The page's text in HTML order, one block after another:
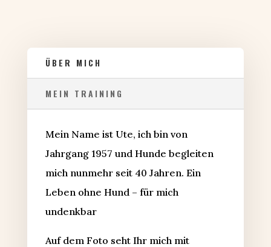
ÜBER MICH
MEIN TRAINING
Mein Name ist Ute, ich bin von
Jahrgang 1957 und Hunde begleiten
mich nunmehr seit 40 Jahren. Ein
Leben ohne Hund – für mich
undenkbar
Auf dem Foto seht Ihr mich mit